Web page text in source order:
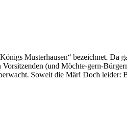
Musterhausen“ bezeichnet. Da
(und Möchte-gern-
Soweit die Mär! Doch